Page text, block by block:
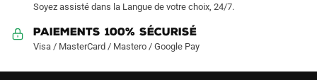
Soyez assisté dans la Langue de votre choix, 24/7.
Paiements 100% Sécurisé
Visa / MasterCard / Mastero / Google Pay